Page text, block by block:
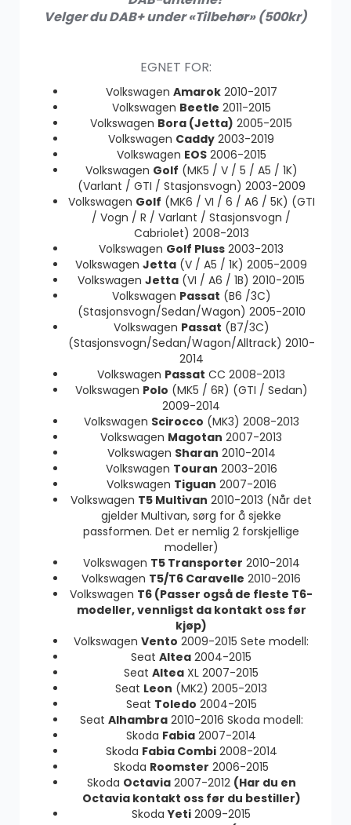
Konverteringsadapter (Ryggekamera)
499.00kr
OBD2
199.00kr
Velger du DAB+ under «Tilbehør» (500kr)
EGNET FOR:
Volkswagen Amarok2010-2017
Volkswagen Beetle 2011-2015
Volkswagen Bora (Jetta) 2005-2015
Volkswagen Caddy 2003-2019
Volkswagen EOS2006-2015
Volkswagen Golf (MK5 / V / 5 / A5 / 1K)
(Varlant / GTI / Stasjonsvogn) 2003-2009
Volkswagen Golf (MK6 / VI / 6 / A6 / 5K) (GTI
/ Vogn / R / Varlant / Stasjonsvogn /
Cabriolet) 2008-2013
Volkswagen Golf Pluss 2003-2013
Volkswagen Jetta (V / A5 / 1K) 2005-2009
Volkswagen Jetta (VI / A6 / 1B) 2010-2015
Volkswagen Passat (B6 /3C)
(Stasjonsvogn/Sedan/Wagon) 2005-2010
Volkswagen Passat (B7/3C)
(Stasjonsvogn/Sedan/Wagon/Alltrack) 2010-
2014
Volkswagen Passat CC 2008-2013
Volkswagen Polo (MK5 / 6R) (GTI / Sedan)
2009-2014
Volkswagen Scirocco (MK3) 2008-2013
Volkswagen Magotan 2007-2013
Volkswagen Sharan 2010-2014
Volkswagen Touran 2003-2016
Volkswagen Tiguan 2007-2016
Volkswagen T5 Multivan 2010-2013 (Når det
gjelder Multivan, sørg for å sjekke
passformen. Det er nemlig 2 forskjellige
modeller)
Volkswagen T5 Transporter 2010-2014
Volkswagen T5/T6 Caravelle 2010-2016
Volkswagen T6 (Passer også de fleste T6-
modeller, vennligst da kontakt oss før
kjøp)
Volkswagen Vento 2009-2015 Sete modell:
Seat Altea 2004-2015
Seat Altea XL 2007-2015
Seat Leon (MK2) 2005-2013
Seat Toledo 2004-2015
Seat Alhambra2010-2016 Skoda modell:
Skoda Fabia 2007-2014
Skoda Fabia Combi2008-2014
Skoda Roomster 2006-2015
Skoda Octavia2007-2012 (Har du en
Octavia kontakt oss før du bestiller)
SkodaYeti 2009-2015